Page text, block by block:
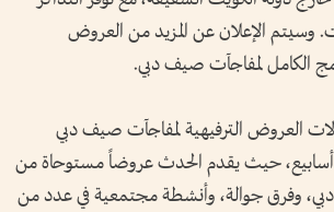
وسيتم الإعلان عن المزيد من العروض
الكامل لمفاجآت صيف دبي.
العروض الترفيهية لمفاجآت صيف دبي
أسابيع، حيث يقدم الحدث عروضاً مستوحاة من
وفرق جوالة، وأنشطة مجتمعية في عدد من